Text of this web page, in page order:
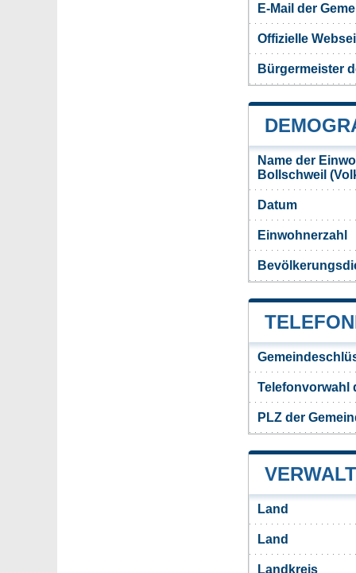
E-Mail der
Offizielle
Bürgermeister
Name der
Bollschweil
Datum
Einwohnerzahl
Telefonvorwahl
PLZ der
Land
Land
Landkreis